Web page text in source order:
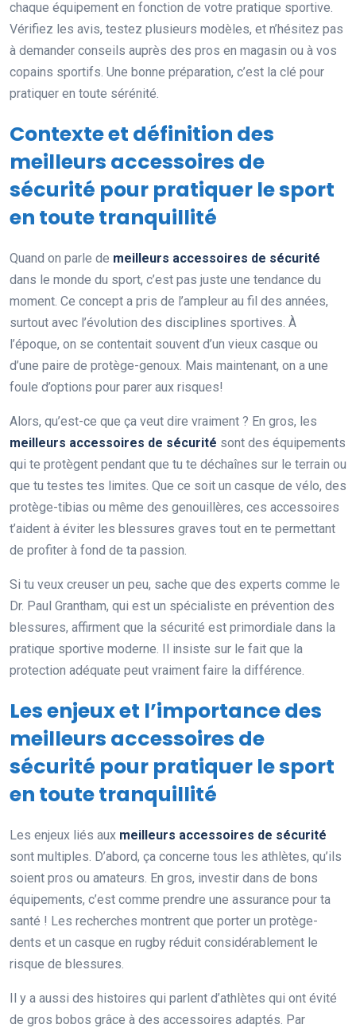
chaque équipement en fonction de votre pratique sportive.
Vérifiez les avis, testez plusieurs modèles, et n’hésitez pas
à demander conseils auprès des pros en magasin ou à vos
copains sportifs. Une bonne préparation, c’est la clé pour
pratiquer en toute sérénité.
Contexte et définition des
meilleurs accessoires de
sécurité pour pratiquer le sport
en toute tranquillité
Quand on parle de meilleurs accessoires de sécurité
dans le monde du sport, c’est pas juste une tendance du
moment. Ce concept a pris de l’ampleur au fil des années,
surtout avec l’évolution des disciplines sportives. À
l’époque, on se contentait souvent d’un vieux casque ou
d’une paire de protège-genoux. Mais maintenant, on a une
foule d’options pour parer aux risques!
Alors, qu’est-ce que ça veut dire vraiment ? En gros, les
meilleurs accessoires de sécurité sont des équipements
qui te protègent pendant que tu te déchaînes sur le terrain ou
que tu testes tes limites. Que ce soit un casque de vélo, des
protège-tibias ou même des genouillères, ces accessoires
t’aident à éviter les blessures graves tout en te permettant
de profiter à fond de ta passion.
Si tu veux creuser un peu, sache que des experts comme le
Dr. Paul Grantham, qui est un spécialiste en prévention des
blessures, affirment que la sécurité est primordiale dans la
pratique sportive moderne. Il insiste sur le fait que la
protection adéquate peut vraiment faire la différence.
Les enjeux et l’importance des
meilleurs accessoires de
sécurité pour pratiquer le sport
en toute tranquillité
Les enjeux liés aux meilleurs accessoires de sécurité
sont multiples. D’abord, ça concerne tous les athlètes, qu’ils
soient pros ou amateurs. En gros, investir dans de bons
équipements, c’est comme prendre une assurance pour ta
santé ! Les recherches montrent que porter un protège-
dents et un casque en rugby réduit considérablement le
risque de blessures.
Il y a aussi des histoires qui parlent d’athlètes qui ont évité
de gros bobos grâce à des accessoires adaptés. Par